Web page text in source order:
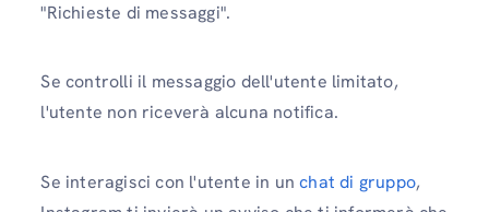
"Richieste di messaggi".
Se controlli il messaggio dell'utente limitato,
l'utente non riceverà alcuna notifica.
Se interagisci con l'utente in un chat di gruppo,